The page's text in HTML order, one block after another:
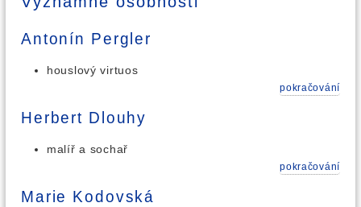
Antonín Pergler
houslový virtuos
pokračování
Herbert Dlouhy
malíř a sochař
pokračování
Marie Kodovská